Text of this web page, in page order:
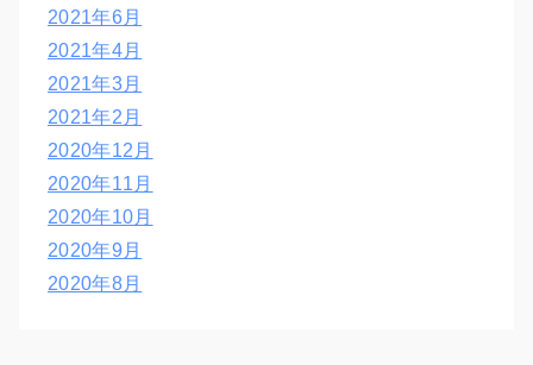
2021年6月
2021年4月
2021年3月
2021年2月
2020年12月
2020年11月
2020年10月
2020年9月
2020年8月